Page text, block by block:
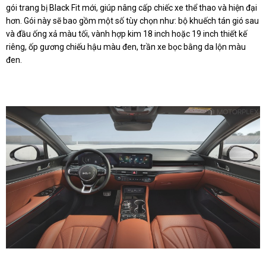
gói trang bị Black Fit mới, giúp nâng cấp chiếc xe thể thao và hiện đại
hơn. Gói này sẽ bao gồm một số tùy chọn như: bộ khuếch tán gió sau
và đầu ống xả màu tối, vành hợp kim 18 inch hoặc 19 inch thiết kế
riêng, ốp gương chiếu hậu màu đen, trần xe bọc bằng da lộn màu
đen.